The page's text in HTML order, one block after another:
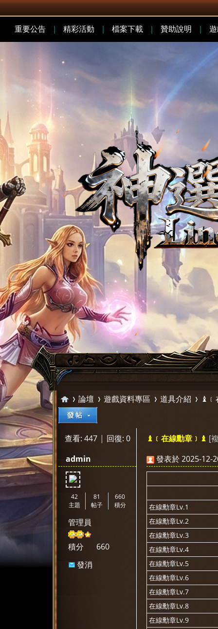
神
選
»
論壇
›
遊戲資料專區
›
道具介紹
›
♝﹝
查看: 447 | 回復: 0 ♝﹝在線勳章﹞♝ [
admin
42
主題
81
帖子
660
積分
管理員
積分
660
發消
發表於 2025-12-
在線勳章Lv.1
在線勳章Lv.2
在線勳章Lv.3
在線勳章Lv.4
在線勳章Lv.5
在線勳章Lv.6
在線勳章Lv.7
在線勳章Lv.8
在線勳章Lv.9